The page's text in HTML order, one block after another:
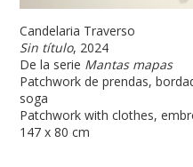
Candelaria Traverso
Sin título, 2024
De la serie Mantas mapas
Patchwork de prendas,
soga
Patchwork with clothes,
147 x 80 cm